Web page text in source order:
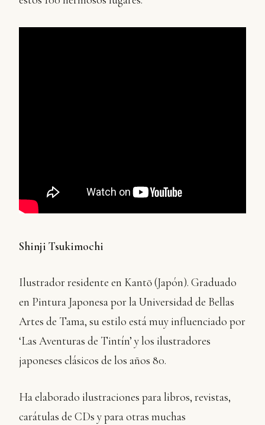
Shinji Tsukimochi
Ilustrador residente en Kantō (Japón). Graduado
en Pintura Japonesa por la Universidad de Bellas
Artes de Tama, su estilo está muy influenciado por
‘Las Aventuras de Tintín’ y los ilustradores
japoneses clásicos de los años 80.
Ha elaborado ilustraciones para libros, revistas,
carátulas de CDs y para otras muchas